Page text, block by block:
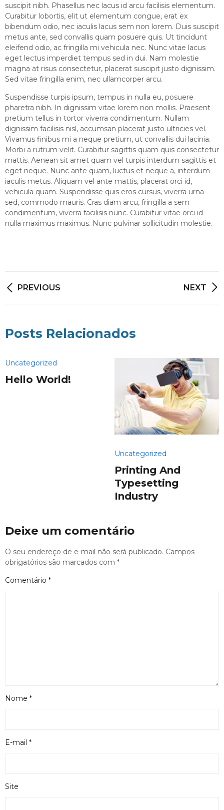
suscipit nibh. Phasellus nec lacus id arcu facilisis elementum.
Curabitur lobortis, elit ut elementum congue, erat ex
bibendum odio, nec iaculis lacus sem non lorem. Duis suscipit
metus ante, sed convallis quam posuere quis. Ut tincidunt
eleifend odio, ac fringilla mi vehicula nec. Nunc vitae lacus
eget lectus imperdiet tempus sed in dui. Nam molestie
magna at risus consectetur, placerat suscipit justo dignissim.
Sed vitae fringilla enim, nec ullamcorper arcu.
Suspendisse turpis ipsum, tempus in nulla eu, posuere
pharetra nibh. In dignissim vitae lorem non mollis. Praesent
pretium tellus in tortor viverra condimentum. Nullam
dignissim facilisis nisl, accumsan placerat justo ultricies vel.
Vivamus finibus mi a neque pretium, ut convallis dui lacinia.
Morbi a rutrum velit. Curabitur sagittis quam quis consectetur
mattis. Aenean sit amet quam vel turpis interdum sagittis et
eget neque. Nunc ante quam, luctus et neque a, interdum
iaculis metus. Aliquam vel ante mattis, placerat orci id,
vehicula quam. Suspendisse quis eros cursus, viverra urna
sed, commodo mauris. Cras diam arcu, fringilla a sem
condimentum, viverra facilisis nunc. Curabitur vitae orci id
nulla maximus maximus. Nunc pulvinar sollicitudin molestie.
Navegação
Post
PREVIOUS NEXT
Posts Relacionados
Uncategorized
Hello World!
Uncategorized
Printing And
Typesetting
Industry
Deixe um comentário
O seu endereço de e-mail não será publicado. Campos
obrigatórios são marcados com *
Comentário *
Nome *
E-mail *
Site